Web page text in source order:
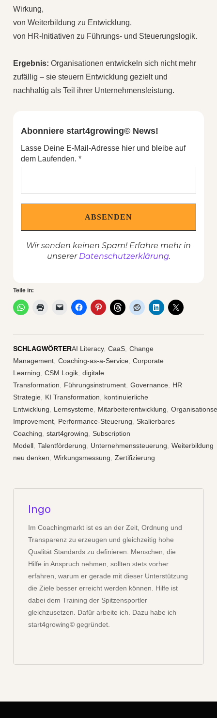
Wirkung,
von Weiterbildung zu Entwicklung,
von HR-Initiativen zu Führungs- und Steuerungslogik.
Ergebnis: Organisationen entwickeln sich nicht mehr
zufällig – sie steuern Entwicklung gezielt und
nachhaltig als Teil ihrer Unternehmensleistung.
Abonniere start4growing© News!
Lasse Deine E-Mail-Adresse hier und bleibe auf
dem Laufenden. *
Wir senden keinen Spam! Erfahre mehr in
unserer Datenschutzerklärung.
Teile in:
SCHLAGWÖRTERAI Literacy, CaaS, Change
Management, Coaching-as-a-Service, Corporate
Learning
CSM Logik, digitale
Transformation
Führungsinstrument, Governance,
HR
Strategie, KI Transformation
kontinuierliche
Entwicklung
Lernsysteme, Mitarbeiterentwicklung
Improvement, Performance-Steuerung
Skalierbares
Coaching
start4growing
Subscription
Modell, Talentförderung Unternehmenssteuerung
Weiterbildung
neu denken
Wirkungsmessung Zertifizierung
Ingo
Im Coachingmarkt ist es an der Zeit, Ordnung und
Transparenz zu erzeugen und gleichzeitig hohe
Qualität Standards zu definieren. Menschen, die
Hilfe in Anspruch nehmen, sollten stets vorher
erfahren, warum er gerade mit dieser Unterstützung
die Ziele besser erreicht werden können. Hilfe ist
dabei dem Training der Spitzensportler
gleichzusetzen. Dafür arbeite ich. Dazu habe ich
start4growing© gegründet.